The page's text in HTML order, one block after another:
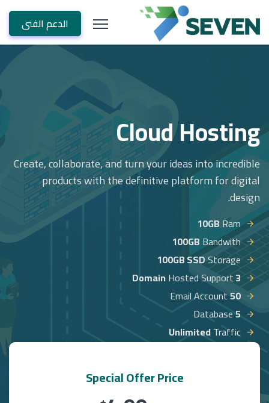
الدعم الفنى
Cloud Hosting
Create, collaborate, and turn your ideas into incredible
products with the definitive platform for digital
design.
10GBRam
100GB Bandwith
100GB SSDStorage
3 Domain
Hosted Support
50
Email Account
5
UnlimitedTraffic
Special Offer Price